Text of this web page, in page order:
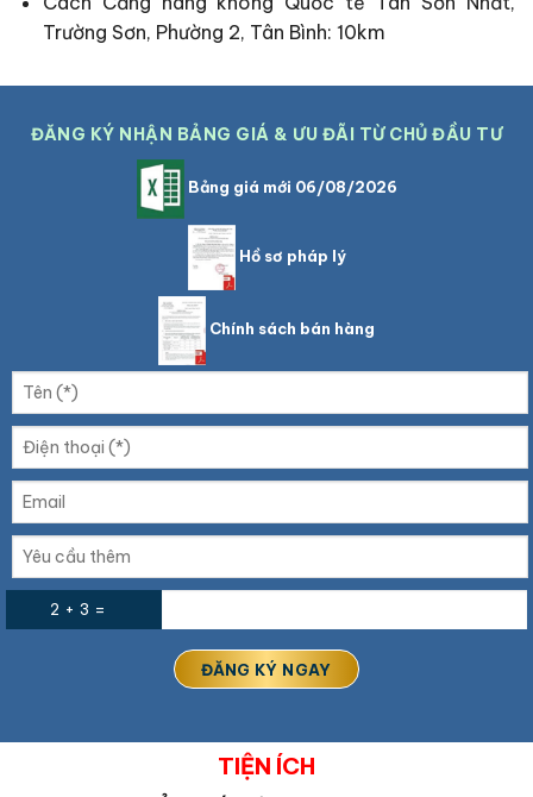
Trường Sơn, Phường 2, Tân Bình: 10km
ĐĂNG KÝ NHẬN BẢNG GIÁ & ƯU ĐÃI TỪ CHỦ ĐẦU TƯ
Bảng giá mới 06/08/2026
Hồ sơ pháp lý
Chính sách bán hàng
2 + 3 =
TIỆN ÍCH